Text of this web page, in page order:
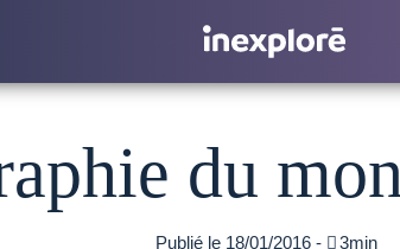
du
Publié le 18/01/2016 - 3min